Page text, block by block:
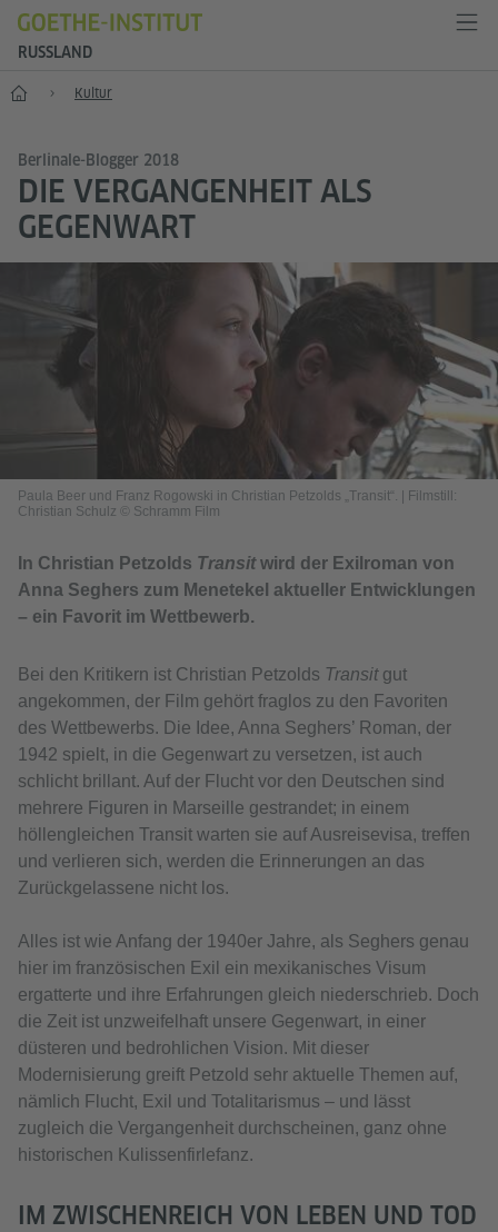
RUSSLAND
Start Kultur
Berlinale-Blogger 2018
DIE VERGANGENHEIT ALS
GEGENWART
Paula Beer und Franz Rogowski in Christian Petzolds „Transit“.
Filmstill:
Christian Schulz © Schramm Film
In Christian Petzolds Transitwird der Exilroman von
Anna Seghers zum Menetekel aktueller Entwicklungen
– ein Favorit im Wettbewerb.
Bei den Kritikern ist Christian Petzolds Transitgut
angekommen, der Film gehört fraglos zu den Favoriten
des Wettbewerbs. Die Idee, Anna Seghers’ Roman, der
1942 spielt, in die Gegenwart zu versetzen, ist auch
schlicht brillant. Auf der Flucht vor den Deutschen sind
mehrere Figuren in Marseille gestrandet; in einem
höllengleichen Transit warten sie auf Ausreisevisa, treffen
und verlieren sich, werden die Erinnerungen an das
Zurückgelassene nicht los.
Alles ist wie Anfang der 1940er Jahre, als Seghers genau
hier im französischen Exil ein mexikanisches Visum
ergatterte und ihre Erfahrungen gleich niederschrieb. Doch
die Zeit ist unzweifelhaft unsere Gegenwart, in einer
düsteren und bedrohlichen Vision. Mit dieser
Modernisierung greift Petzold sehr aktuelle Themen auf,
nämlich Flucht, Exil und Totalitarismus – und lässt
zugleich die Vergangenheit durchscheinen, ganz ohne
historischen Kulissenfirlefanz.
IM ZWISCHENREICH VON LEBEN UND TOD